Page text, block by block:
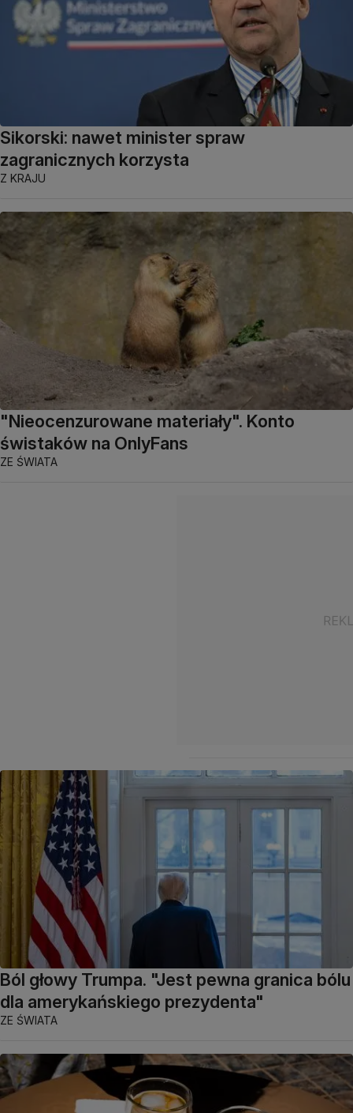
Sikorski: nawet minister spraw
zagranicznych korzysta
Z KRAJU
"Nieocenzurowane materiały". Konto
świstaków na OnlyFans
ZE ŚWIATA
Ból głowy Trumpa. "Jest pewna granica bólu
dla amerykańskiego prezydenta"
ZE ŚWIATA